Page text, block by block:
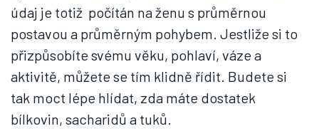
údaj je totiž počítán na ženu s průměrnou
postavou a průměrným pohybem. Jestliže si to
přizpůsobíte svému věku, pohlaví, váze a
aktivitě, můžete se tím klidně řídit. Budete si
tak moct lépe hlídat, zda máte dostatek
bílkovin, sacharidů a tuků.